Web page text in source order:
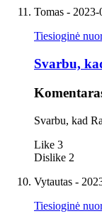
Tomas - 2023-
Tiesioginė
Svarbu,
Svarbu, kad
Like 3
Dislike 2
Vytautas -
Tiesioginė